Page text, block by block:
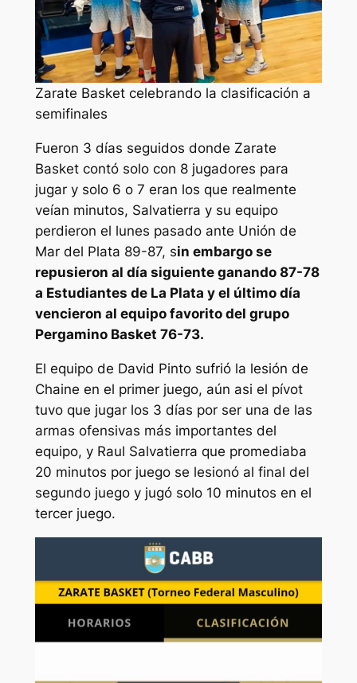
Zarate Basket celebrando la clasificación a
semifinales
Fueron 3 días seguidos donde Zarate
Basket contó solo con 8 jugadores para
jugar y solo 6 o 7 eran los que realmente
veían minutos, Salvatierra y su equipo
perdieron el lunes pasado ante Unión de
Mar del Plata 89-87, sin embargo se
repusieron al día siguiente ganando 87-78
a Estudiantes de La Plata y el último día
vencieron al equipo favorito del grupo
Pergamino Basket 76-73.
El equipo de David Pinto sufrió la lesión de
Chaine en el primer juego, aún asi el pívot
tuvo que jugar los 3 días por ser una de las
armas ofensivas más importantes del
equipo, y Raul Salvatierra que promediaba
20 minutos por juego se lesionó al final del
segundo juego y jugó solo 10 minutos en el
tercer juego.